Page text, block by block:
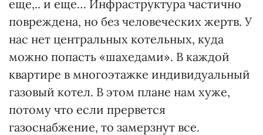
еще,.. и еще… Инфраструктура частично
повреждена, но без человеческих жертв. У
нас нет центральных котельных, куда
можно попасть «шахедами». В каждой
квартире в многоэтажке индивидуальный
газовый котел. В этом плане нам хуже,
потому что если прервется
газоснабжение, то замерзнут все.